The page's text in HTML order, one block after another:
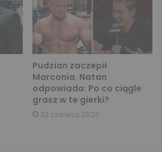
Pudzian zaczepił
Marconia. Natan
odpowiada: Po co ciągle
grasz w te gierki?
22 czerwca 2026